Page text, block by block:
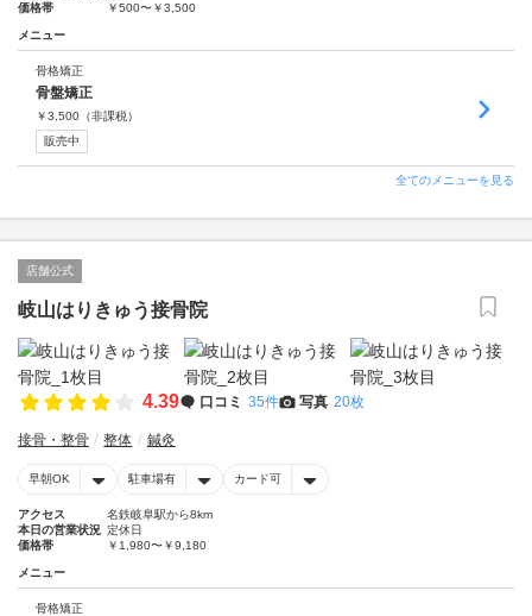
価格帯
￥500〜￥3,500
メニュー
骨格矯正
骨盤矯正
￥3,500 （非課税）
販売中
全てのメニューを見る
店舗公式
岐山はりきゅう接骨院
4.39 口コミ 35件 写真 20枚
接骨・整骨 整体 鍼灸
早朝OK 駐車場有 カード可
アクセス
名鉄岐阜駅から8km
本日の営業状況 定休日
価格帯
￥1,980〜￥9,180
メニュー
骨格矯正